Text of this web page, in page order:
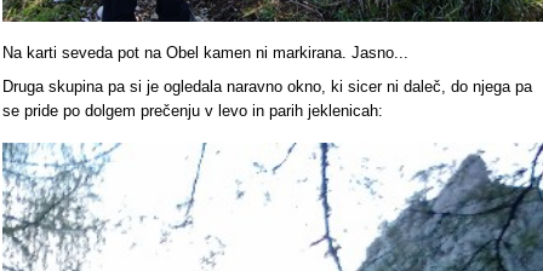
Na karti seveda pot na Obel kamen ni markirana. Jasno...
Druga skupina pa si je ogledala naravno okno, ki sicer ni daleč, do njega pa
se pride po dolgem prečenju v levo in parih jeklenicah: